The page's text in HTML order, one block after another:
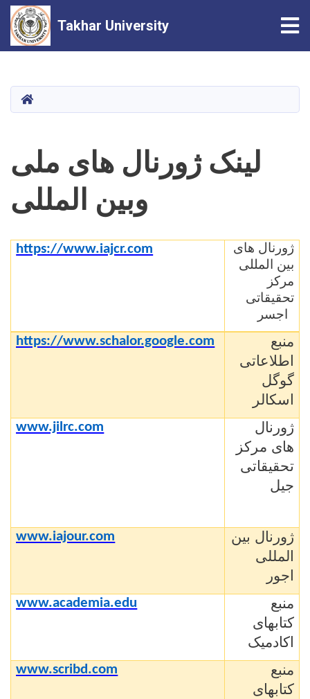
content
Takhar University
HOME
لینک ژورنال های ملی
وبین المللی
https://www.iajcr.com
ژورنال های
بین المللی
مرکز
تحقیقاتی
اجسر
https://www.schalor.google.com
منبع
اطلاعاتی
گوگل
اسکالر
www.jilrc.com
ژورنال
های مرکز
تحقیقاتی
جیل
www.iajour.com
ژورنال بین
المللی
اجور
www.academia.edu
منبع
کتابهای
اکادمیک
www.scribd.com
منبع
کتابهای